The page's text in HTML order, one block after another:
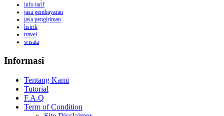
info tarif
jasa pembayaran
jasa pengiriman
listrik
travel
wisata
Informasi
Tentang Kami
Tutorial
F.A.Q
Term of Condition